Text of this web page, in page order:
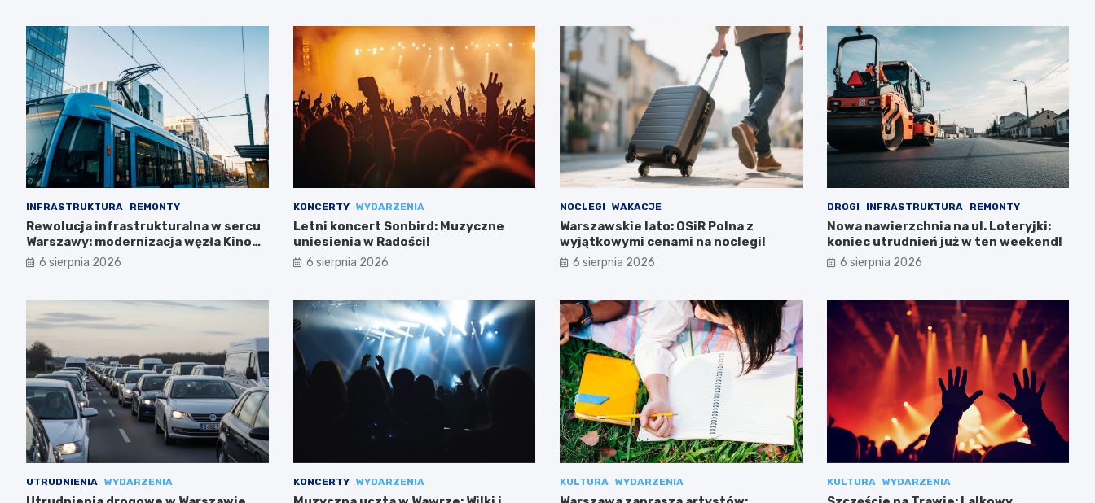
INFRASTRUKTURA REMONTY
Rewolucja infrastrukturalna w sercu
Warszawy: modernizacja węzła Kino
Femina
6 sierpnia 2026
KONCERTY WYDARZENIA
Letni koncert Sonbird: Muzyczne
uniesienia w Radości!
6 sierpnia 2026
NOCLEGI WAKACJE
Warszawskie lato: OSiR Polna z
wyjątkowymi cenami na noclegi!
6 sierpnia 2026
DROGI INFRASTRUKTURA REMONTY
Nowa nawierzchnia na ul. Loteryjki:
koniec utrudnień już w ten weekend!
6 sierpnia 2026
UTRUDNIENIA WYDARZENIA KONCERTY WYDARZENIA KULTURA WYDARZENIA KULTURA WYDARZENIA